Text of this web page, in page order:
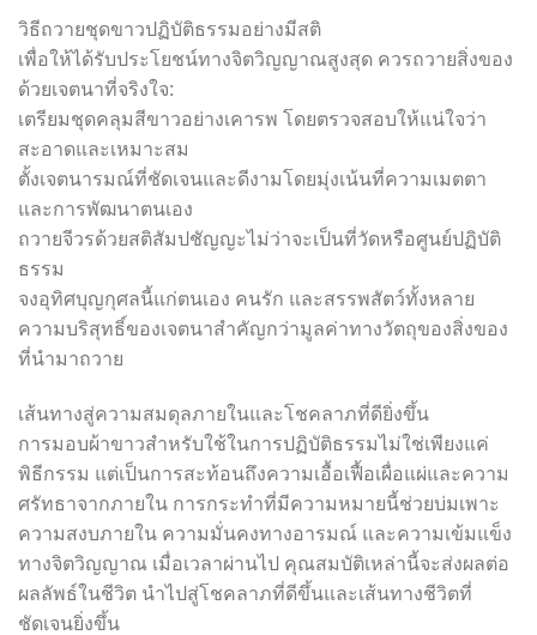
วิธีถวายชุดขาวปฏิบัติธรรมอย่างมีสติ
เพื่อให้ได้รับประโยชน์ทางจิตวิญญาณสูงสุด ควรถวายสิ่งของ
ด้วยเจตนาที่จริงใจ:
เตรียมชุดคลุมสีขาวอย่างเคารพ โดยตรวจสอบให้แน่ใจว่า
สะอาดและเหมาะสม
ตั้งเจตนารมณ์ที่ชัดเจนและดีงามโดยมุ่งเน้นที่ความเมตตา
และการพัฒนาตนเอง
ถวายจีวรด้วยสติสัมปชัญญะไม่ว่าจะเป็นที่วัดหรือศูนย์ปฏิบัติ
ธรรม
จงอุทิศบุญกุศลนี้แก่ตนเอง คนรัก และสรรพสัตว์ทั้งหลาย
ความบริสุทธิ์ของเจตนาสำคัญกว่ามูลค่าทางวัตถุของสิ่งของ
ที่นำมาถวาย
เส้นทางสู่ความสมดุลภายในและโชคลาภที่ดียิ่งขึ้น
การมอบผ้าขาวสำหรับใช้ในการปฏิบัติธรรมไม่ใช่เพียงแค่
พิธีกรรม แต่เป็นการสะท้อนถึงความเอื้อเฟื้อเผื่อแผ่และความ
ศรัทธาจากภายใน การกระทำที่มีความหมายนี้ช่วยบ่มเพาะ
ความสงบภายใน ความมั่นคงทางอารมณ์ และความเข้มแข็ง
ทางจิตวิญญาณ เมื่อเวลาผ่านไป คุณสมบัติเหล่านี้จะส่งผลต่อ
ผลลัพธ์ในชีวิต นำไปสู่โชคลาภที่ดีขึ้นและเส้นทางชีวิตที่
ชัดเจนยิ่งขึ้น